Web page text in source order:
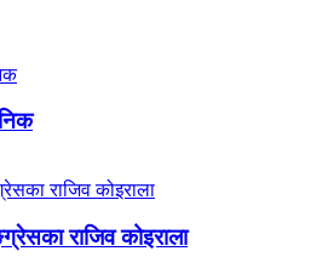
राजिव कोइराला